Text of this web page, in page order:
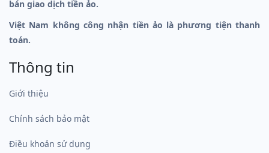
bán giao dịch tiền ảo.
Việt Nam không công nhận tiền ảo là phương tiện thanh
toán.
Thông tin
Giới thiệu
Chính sách bảo mật
Điều khoản sử dụng